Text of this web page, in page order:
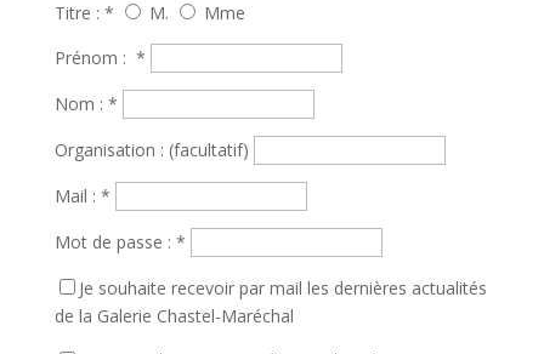
Titre : * M.
Mme
Prénom : *
Nom : *
Organisation : (facultatif)
Mail : *
Mot de passe : *
Je souhaite recevoir par mail les dernières actualités
de la Galerie Chastel-Maréchal